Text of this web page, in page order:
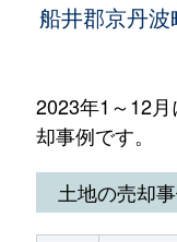
船井郡京丹
2023年1～12
却事例です。
土地の売却